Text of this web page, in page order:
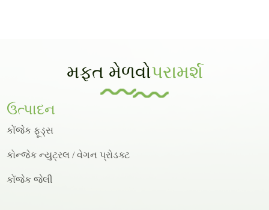
મફત મેળવોપરામર્શ
ઉત્પાદન
કોંજેક ફૂડ્સ
કોન્જેક ન્યુટ્રલ / વેગન પ્રોડક્ટ
કોંજેક જેલી